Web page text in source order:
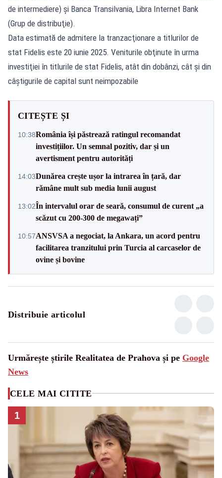
de intermediere) şi Banca Transilvania, Libra Internet Bank
(Grup de distribuţie).
Data estimată de admitere la tranzacţionare a titlurilor de
stat Fidelis este 20 iunie 2025. Veniturile obţinute în urma
investiţiei în titlurile de stat Fidelis, atât din dobânzi, cât şi din
câştigurile de capital sunt neimpozabile
CITEȘTE ȘI
10:38România își păstrează ratingul recomandat
investițiilor. Un semnal pozitiv, dar și un
avertisment pentru autorități
14:03Dunărea crește ușor la intrarea în țară, dar
rămâne mult sub media lunii august
13:02În intervalul orar de seară, consumul de curent „a
scăzut cu 200-300 de megawați”
10:57ANSVSA a negociat, la Ankara, un acord pentru
facilitarea tranzitului prin Turcia al carcaselor de
ovine și bovine
Distribuie articolul
Urmărește știrile Realitatea de Prahova și pe Google
News
CELE MAI CITITE
1